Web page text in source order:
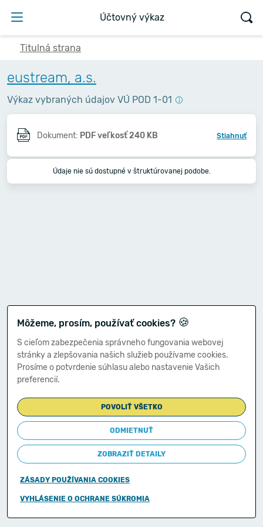
Účtovný výkaz
Titulná strana
eustream, a.s.
Výkaz vybraných údajov VÚ POD 1-01
Dokument: PDF veľkosť 240 KB Stiahnuť
Údaje nie sú dostupné v štruktúrovanej podobe.
Môžeme, prosím, používať cookies? 🍪
S cieľom zabezpečenia správneho fungovania webovej
stránky a zlepšovania našich služieb používame cookies.
Prosíme o potvrdenie súhlasu alebo nastavenie Vašich
preferencií.
POVOLIŤ VŠETKO
ODMIETNUŤ
ZOBRAZIŤ DETAILY
ZÁSADY POUŽÍVANIA COOKIES
VYHLÁSENIE O OCHRANE SÚKROMIA
Copyright © 2011-2026